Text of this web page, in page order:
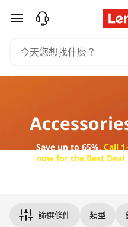
跳至主要內容
Save up to 65%.Call
now for the Best Deal
篩選條件 類型